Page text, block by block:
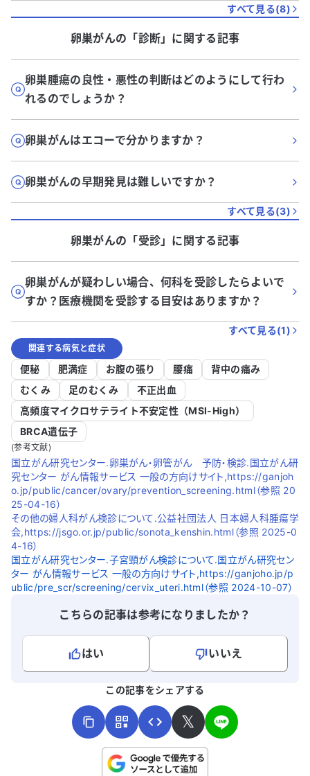
すべて見る(8)
卵巣がんの「診断」に関する記事
卵巣腫瘍の良性・悪性の判断はどのようにして行わ
れるのでしょうか？
卵巣がんはエコーで分かりますか？
卵巣がんの早期発見は難しいですか？
すべて見る(3)
卵巣がんの「受診」に関する記事
卵巣がんが疑わしい場合、何科を受診したらよいで
すか？医療機関を受診する目安はありますか？
すべて見る(1)
関連する病気と症状
便秘 肥満症 お腹の張り 腰痛
背中の痛み
むくみ
足のむくみ
不正出血
高頻度マイクロサテライト不安定性（MSI-High）
BRCA遺伝子
(参考文献)
国立がん研究センター.卵巣がん・卵管がん 予防・検診.国立がん研
究センター がん情報サービス 一般の方向けサイト,https://ganjoh
o.jp/public/cancer/ovary/prevention_screening.html（参照 20
25-04-16）
その他の婦人科がん検診について.公益社団法人 日本婦人科腫瘍学
会,https://jsgo.or.jp/public/sonota_kenshin.html（参照 2025-0
4-16）
国立がん研究センター.子宮頸がん検診について.国立がん研究セン
ター がん情報サービス 一般の方向けサイト,https://ganjoho.jp/p
ublic/pre_scr/screening/cervix_uteri.html（参照 2024-10-07）
こちらの記事は参考になりましたか？
はい
いいえ
この記事をシェアする
𝕏